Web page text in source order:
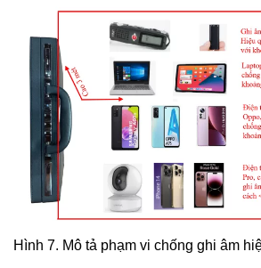
Hình 7. Mô tả phạm vi chống ghi âm